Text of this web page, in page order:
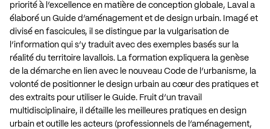
priorité à l’excellence en matière de conception globale, Laval a
élaboré un Guide d’aménagement et de design urbain. Imagé et
divisé en fascicules, il se distingue par la vulgarisation de
l’information qui s’y traduit avec des exemples basés sur la
réalité du territoire lavallois. La formation expliquera la genèse
de la démarche en lien avec le nouveau Code de l’urbanisme, la
volonté de positionner le design urbain au cœur des pratiques et
des extraits pour utiliser le Guide. Fruit d’un travail
multidisciplinaire, il détaille les meilleures pratiques en design
urbain et outille les acteurs (professionnels de l’aménagement,